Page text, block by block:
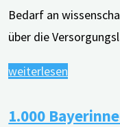
Bedarf an
über die
weiterlesen
erhält
1.000